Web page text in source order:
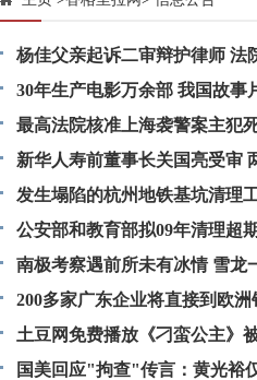
杨佳父亲起诉二审辩护律师 法
30年生产电影万余部 我国故事
最高法院核准上海袭警案主犯
新华人寿前董事长关国亮受审
发生塌陷的杭州地铁基坑清理
公安部和教育部拟09年清理超
南极考察遇前所未有冰情 雪龙
200多家广东企业将直接到欧洲
土豆网免费播放《刁蛮公主》
国美回应"拘查"传言：黄光裕